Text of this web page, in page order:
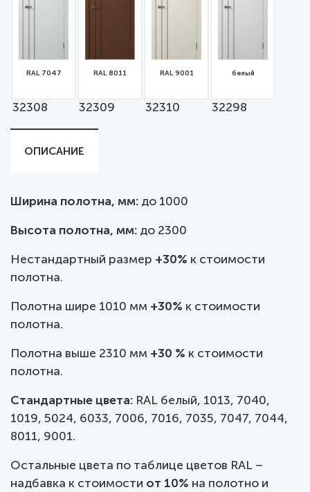
RAL 7047
32308
RAL 8011
32309
RAL 9001
32310
белый
32298
ОПИСАНИЕ
Ширина полотна, мм: до 1000
Высота полотна, мм: до 2300
Нестандартный размер +30% к стоимости
полотна.
Полотна шире 1010 мм +30% к стоимости
полотна.
Полотна выше 2310 мм +30 % к стоимости
полотна.
Стандартные цвета: RAL белый, 1013, 7040,
1019, 5024, 6033, 7006, 7016, 7035, 7047, 7044,
8011, 9001.
Остальные цвета по таблице цветов RAL –
надбавка к стоимости от 10% на полотно и